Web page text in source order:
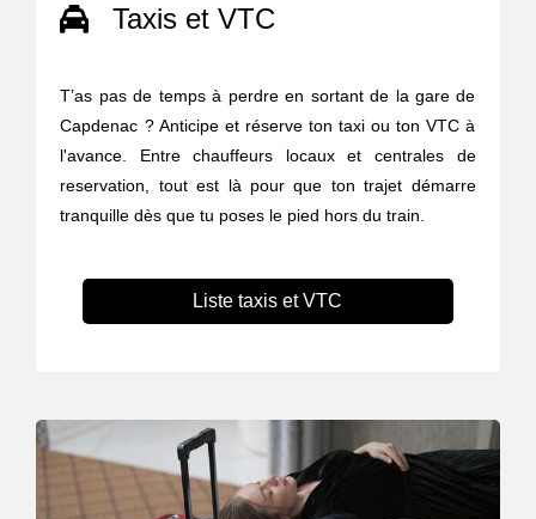
Taxis et VTC
T’as pas de temps à perdre en sortant de la gare de
Capdenac ? Anticipe et réserve ton taxi ou ton VTC à
l'avance. Entre chauffeurs locaux et centrales de
reservation, tout est là pour que ton trajet démarre
tranquille dès que tu poses le pied hors du train.
Liste taxis et VTC